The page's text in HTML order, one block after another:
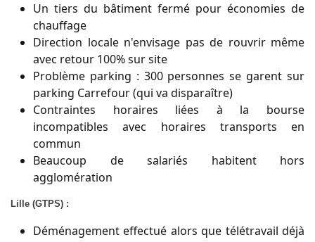
Un tiers du bâtiment fermé pour économies de
chauffage
Direction locale n'envisage pas de rouvrir même
avec retour 100% sur site
Problème parking : 300 personnes se garent sur
parking Carrefour (qui va disparaître)
Contraintes horaires liées à la bourse
incompatibles avec horaires transports en
commun
Beaucoup de salariés habitent hors
agglomération
Lille (GTPS) :
Déménagement effectué alors que télétravail déjà